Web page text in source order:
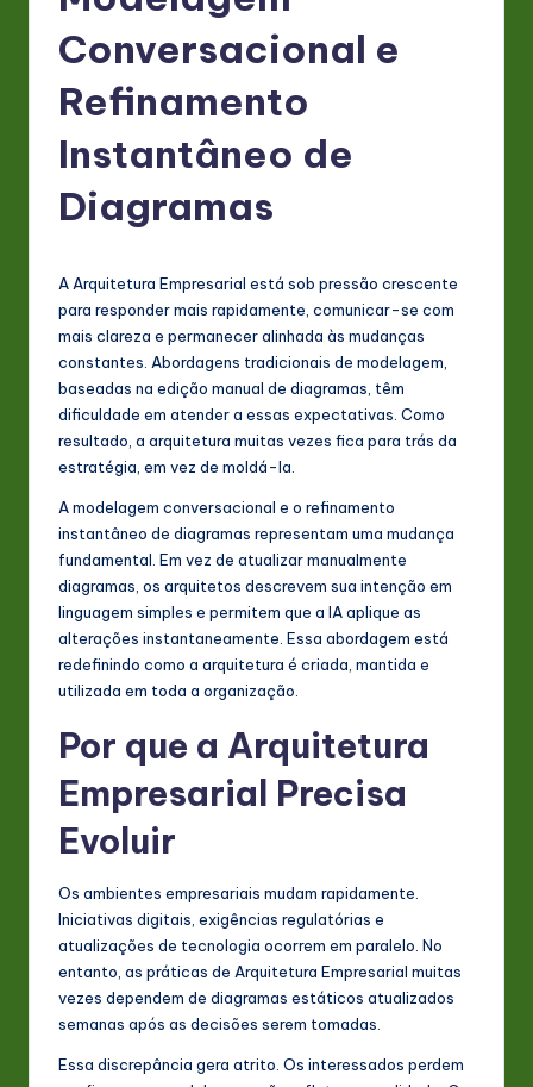
rt
L
in
A
&
w
In
Conversacional e
Refinamento
Instantâneo de
Diagramas
A Arquitetura Empresarial está sob pressão crescente
para responder mais rapidamente, comunicar-se com
mais clareza e permanecer alinhada às mudanças
constantes. Abordagens tradicionais de modelagem,
baseadas na edição manual de diagramas, têm
dificuldade em atender a essas expectativas. Como
resultado, a arquitetura muitas vezes fica para trás da
estratégia, em vez de moldá-la.
A modelagem conversacional e o refinamento
instantâneo de diagramas representam uma mudança
fundamental. Em vez de atualizar manualmente
diagramas, os arquitetos descrevem sua intenção em
linguagem simples e permitem que a IA aplique as
alterações instantaneamente. Essa abordagem está
redefinindo como a arquitetura é criada, mantida e
utilizada em toda a organização.
Por que a Arquitetura
Empresarial Precisa
Evoluir
Os ambientes empresariais mudam rapidamente.
Iniciativas digitais, exigências regulatórias e
atualizações de tecnologia ocorrem em paralelo. No
entanto, as práticas de Arquitetura Empresarial muitas
vezes dependem de diagramas estáticos atualizados
semanas após as decisões serem tomadas.
Essa discrepância gera atrito. Os interessados perdem